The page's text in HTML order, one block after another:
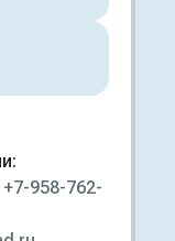
+7-958-762-